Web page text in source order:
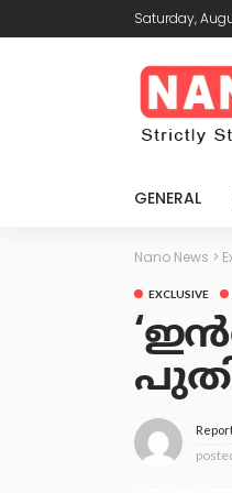
Saturday,
GENERAL
Nano News >
EXCLUSIVE